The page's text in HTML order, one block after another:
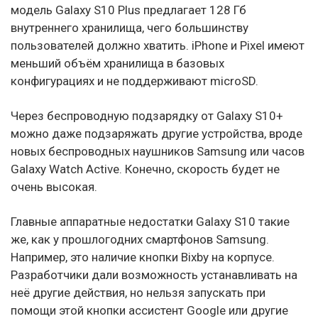
модель Galaxy S10 Plus предлагает 128 Гб
внутреннего хранилища, чего большинству
пользователей должно хватить. iPhone и Pixel имеют
меньший объём хранилища в базовых
конфигурациях и не поддерживают microSD.
Через беспроводную подзарядку от Galaxy S10+
можно даже подзаряжать другие устройства, вроде
новых беспроводных наушников Samsung или часов
Galaxy Watch Active. Конечно, скорость будет не
очень высокая.
Главные аппаратные недостатки Galaxy S10 такие
же, как у прошлогодних смартфонов Samsung.
Например, это наличие кнопки Bixby на корпусе.
Разработчики дали возможность устанавливать на
неё другие действия, но нельзя запускать при
помощи этой кнопки ассистент Google или другие